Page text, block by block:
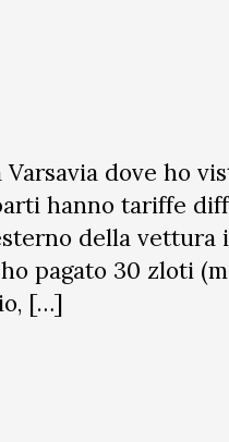
dove ho
hanno tariffe
della
pagato 30 zloti
[…]